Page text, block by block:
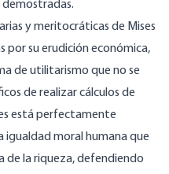
demostradas.
y meritocráticas de Mises
su erudición económica,
de utilitarismo que no se
de realizar cálculos de
está perfectamente
igualdad moral humana que
de la riqueza, defendiendo